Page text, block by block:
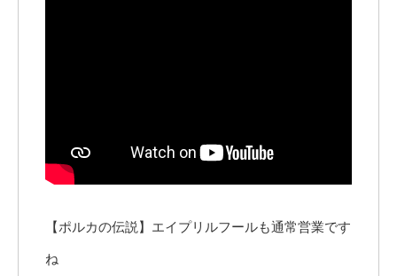
【ポルカの伝説】エイプリルフールも通常営業です
ね